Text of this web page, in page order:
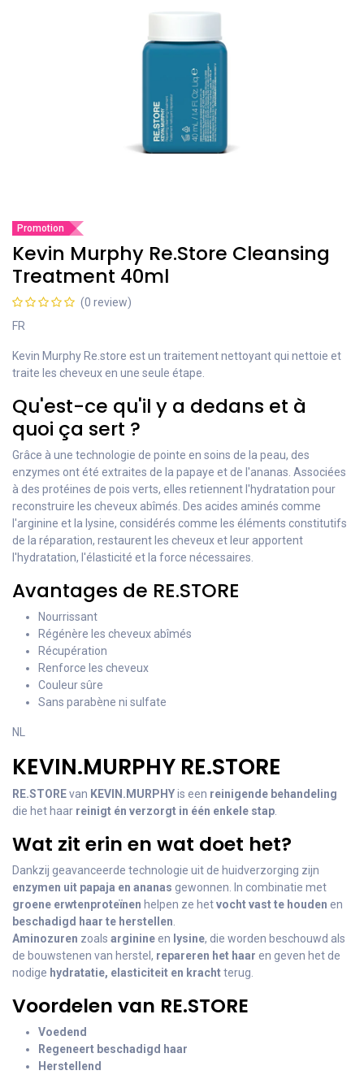
Promotion
Kevin Murphy Re.Store Cleansing
Treatment 40ml
(0 review)
FR
Kevin Murphy Re.store est un traitement nettoyant qui nettoie et
traite les cheveux en une seule étape.
Qu'est-ce qu'il y a dedans et à
quoi ça sert ?
Grâce à une technologie de pointe en soins de la peau, des
enzymes ont été extraites de la papaye et de l'ananas. Associées
à des protéines de pois verts, elles retiennent l'hydratation pour
reconstruire les cheveux abîmés. Des acides aminés comme
l'arginine et la lysine, considérés comme les éléments constitutifs
de la réparation, restaurent les cheveux et leur apportent
l'hydratation, l'élasticité et la force nécessaires.
Avantages de RE.STORE
Nourrissant
Régénère les cheveux abîmés
Récupération
Renforce les cheveux
Couleur sûre
Sans parabène ni sulfate
NL
KEVIN.MURPHY RE.STORE
RE.STOREvan KEVIN.MURPHYis een reinigende behandeling
die het haar reinigt én verzorgt in één enkele stap
Wat zit erin en wat doet het?
Dankzij geavanceerde technologie uit de huidverzorging zijn
enzymen uit papaja en ananas gewonnen. In combinatie met
groene erwtenproteïnen helpen ze hetvocht vast te houden en
beschadigd haar te herstellen
Aminozuren zoals arginineen lysine, die worden beschouwd als
de bouwstenen van herstel, repareren het haar en geven het de
nodige hydratatie, elasticiteit en krachtterug.
Voordelen van RE.STORE
Voedend
Regeneert beschadigd haar
Herstellend